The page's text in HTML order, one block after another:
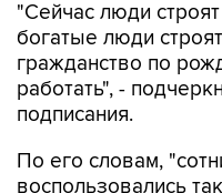
"Сейчас люди
богатые люди
гражданство по
работать", -
подписания.
По его словам,
воспользовались